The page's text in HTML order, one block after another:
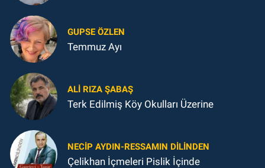
GUPSE ÖZLEN
Temmuz Ayı
ALI RIZA ŞABAŞ
Terk Edilmiş Köy Okulları Üzerine
NECIP AYDIN-RESSAMIN DILINDEN
Çelikhan İçmeleri Pislik İçinde